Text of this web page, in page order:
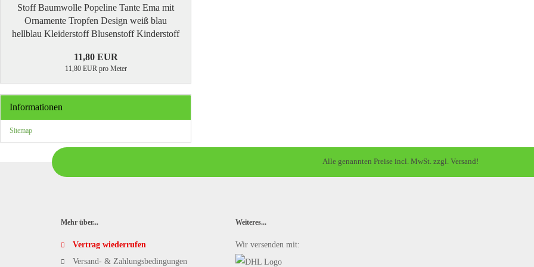
Stoff Baumwolle Popeline Tante Ema mit
Ornamente Tropfen Design weiß blau
hellblau Kleiderstoff Blusenstoff Kinderstoff
11,80 EUR
11,80 EUR pro Meter
Informationen
Sitemap
Alle genannten Preise incl. MwSt. zzgl. Versand!
Mehr über...
Vertrag wiederrufen
Versand- & Zahlungsbedingungen
Weiteres...
Wir versenden mit: